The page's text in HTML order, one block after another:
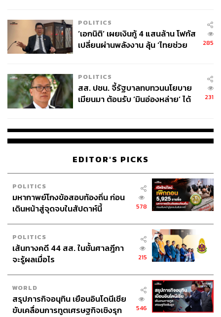
POLITICS
‘เอกนิติ’ เผยเงินกู้ 4 แสนล้าน โฟกัส
เปลี่ยนผ่านพลังงาน ลุ้น ‘ไทยช่วย
285
POLITICS
สส. ปชน. จี้รัฐบาลทบทวนนโยบาย
เมียนมา ต้อนรับ ‘มินอ่องหล่าย’ ได้
231
EDITOR'S PICKS
POLITICS
มหากาพย์โกงข้อสอบท้องถิ่น ก่อน
เดินหน้าสู่จุดจบในสัปดาห์นี้
578
POLITICS
เส้นทางคดี 44 สส. ในชั้นศาลฎีกา
จะรู้ผลเมื่อไร
215
WORLD
สรุปภารกิจอนุทิน เยือนอินโดนีเซีย
ขับเคลื่อนการทูตเศรษฐกิจเชิงรุก
546